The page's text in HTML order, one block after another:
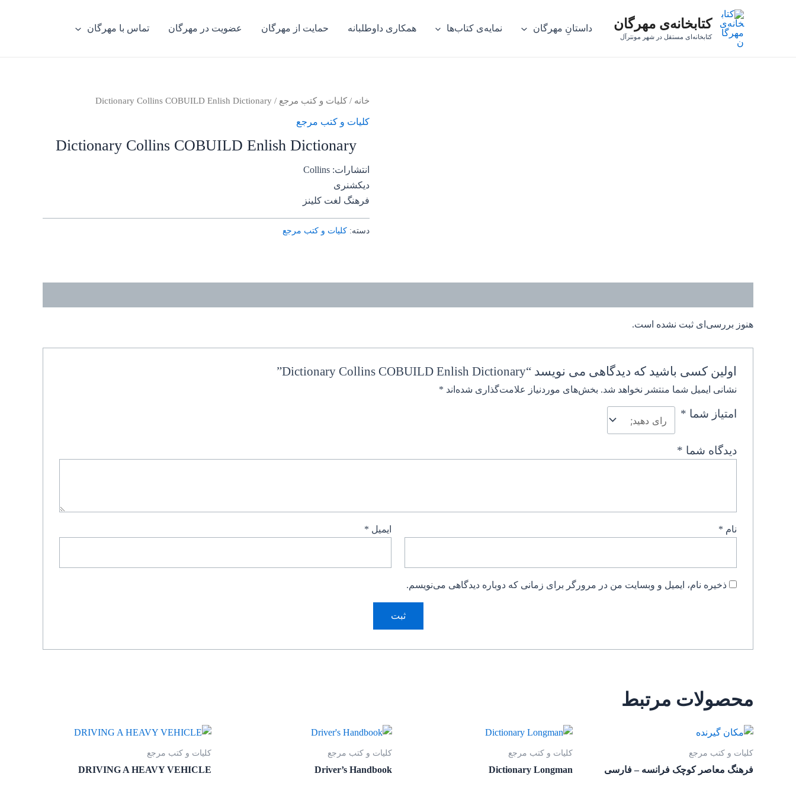
کتابخانه‌ی مهرگان
کتابخانه‌ای مستقل در شهر مونترآل
داستانِ مهرگان نمایه‌ی کتاب‌ها همکاری داوطلبانه حمایت از مهرگان عضویت در مهرگان تماس با مهرگان
خانه / کلیات و کتب مرجع / Dictionary Collins COBUILD Enlish Dictionary
کلیات و کتب مرجع
Dictionary Collins COBUILD Enlish Dictionary
انتشارات: Collins
دیکشنری
فرهنگ لغت کلینز
دسته: کلیات و کتب مرجع
هنوز بررسی‌ای ثبت نشده است.
اولین کسی باشید که دیدگاهی می نویسد “Dictionary Collins COBUILD Enlish Dictionary”
نشانی ایمیل شما منتشر نخواهد شد. بخش‌های موردنیاز علامت‌گذاری شده‌اند *
امتیاز شما *
دیدگاه شما *
نام * ایمیل *
ذخیره نام، ایمیل و وبسایت من در مرورگر برای زمانی که دوباره دیدگاهی می‌نویسم.
محصولات مرتبط
کلیات و کتب مرجع
فرهنگ معاصر کوچک فرانسه – فارسی
کلیات و کتب مرجع
Dictionary Longman
کلیات و کتب مرجع
Driver’s Handbook
کلیات و کتب مرجع
DRIVING A HEAVY VEHICLE